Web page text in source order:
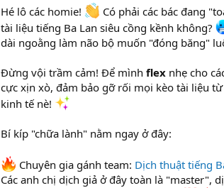
Hé lô các homie!
Có phải các bác đang
tài liệu tiếng Ba Lan siêu cồng kềnh không?
dài ngoằng làm não bộ muốn "đóng băng"
Đừng vội trầm cảm! Để mình flex nhẹ cho
cực xịn xò, đảm bảo gỡ rối mọi kèo tài liệu
kinh tế nè!
Bí kíp "chữa lành" nằm ngay ở đây:
Chuyên gia gánh team: Dịch thuật tiếng
Các anh chị dịch giả ở đây toàn là "master",